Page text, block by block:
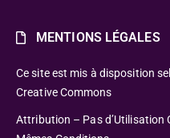
MENTIONS LÉGALES
Ce site est mis à disposition
Creative Commons
Attribution – Pas d’Utilisation